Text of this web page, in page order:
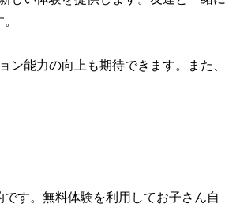
能力の向上も期待できます。また、
す。無料体験を利用してお子さん自